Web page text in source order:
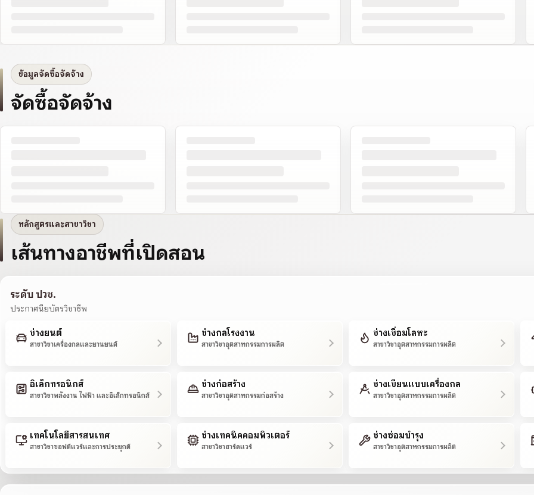
ข้อมูลจัดซื้อจัดจ้าง
จัดซื้อจัดจ้าง
หลักสูตรและสาขาวิชา
เส้นทางอาชีพที่เปิดสอน
ระดับ ปวช.
ประกาศนียบัตรวิชาชีพ
ช่างยนต์
สาขาวิชาเครื่องกลและยานยนต์
ช่างกลโรงงาน
สาขาวิชาอุตสาหกรรมการผลิต
ช่างเชื่อมโลหะ
สาขาวิชาอุตสาหกรรมการผลิต
อิเล็กทรอนิกส์
สาขาวิชาพลังงาน ไฟฟ้า และอิเล็กทรอนิกส์
ช่างก่อสร้าง
สาขาวิชาอุตสาหกรรมก่อสร้าง
ช่างเขียนแบบเครื่องกล
สาขาวิชาอุตสาหกรรมการผลิต
เทคโนโลยีสารสนเทศ
สาขาวิชาซอฟต์แวร์และการประยุกต์
ช่างเทคนิคคอมพิวเตอร์
สาขาวิชาฮาร์ดแวร์
ช่างซ่อมบำรุง
สาขาวิชาอุตสาหกรรมการผลิต